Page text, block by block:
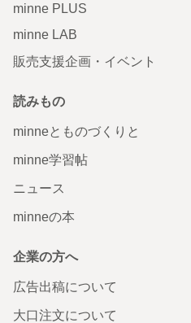
minne PLUS
minne LAB
販売支援企画・イベント
読みもの
minneとものづくりと
minne学習帖
ニュース
minneの本
企業の方へ
広告出稿について
大口注文について